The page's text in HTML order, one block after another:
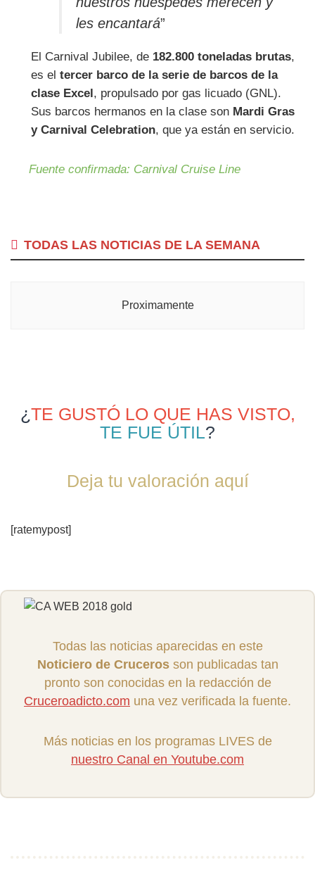
les encantará”
El Carnival Jubilee, de 182.800 toneladas brutas,
es el tercer barco de la serie de barcos de la
clase Excel, propulsado por gas licuado (GNL).
Sus barcos hermanos en la clase son Mardi Gras
y Carnival Celebration, que ya están en servicio.
Fuente confirmada: Carnival Cruise Line
TODAS LAS NOTICIAS DE LA SEMANA
Proximamente
¿TE GUSTÓ LO QUE HAS VISTO,
TE FUE ÚTIL ?
Deja tu valoración aquí
[ratemypost]
Todas las noticias aparecidas en este
Noticiero de Crucerosson publicadas tan
pronto son conocidas en la redacción de
Cruceroadicto.com una vez verificada la fuente.
Más noticias en los programas LIVES de
nuestro Canal en Youtube.com